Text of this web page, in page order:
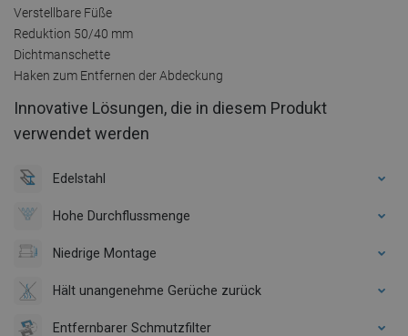
Verstellbare Füße
Reduktion 50/40 mm
Dichtmanschette
Haken zum Entfernen der Abdeckung
Innovative Lösungen, die in diesem Produkt
verwendet werden
Edelstahl
Hohe Durchflussmenge
Niedrige Montage
Hält unangenehme Gerüche zurück
Entfernbarer Schmutzfilter